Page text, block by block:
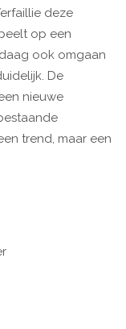
deze
op een
ook omgaan
De
nieuwe
trend, maar een